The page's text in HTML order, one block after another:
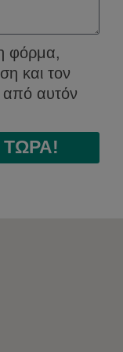
φόρμα,
και τον
από αυτόν